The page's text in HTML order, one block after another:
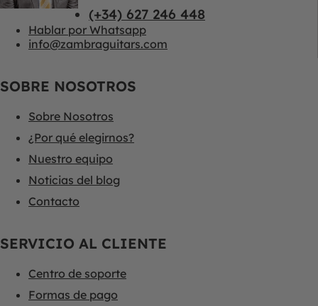
(+34) 627 246 448
Hablar por Whatsapp
info@zambraguitars.com
SOBRE NOSOTROS
Sobre Nosotros
¿Por qué elegirnos?
Nuestro equipo
Noticias del blog
Contacto
SERVICIO AL CLIENTE
Centro de soporte
Formas de pago